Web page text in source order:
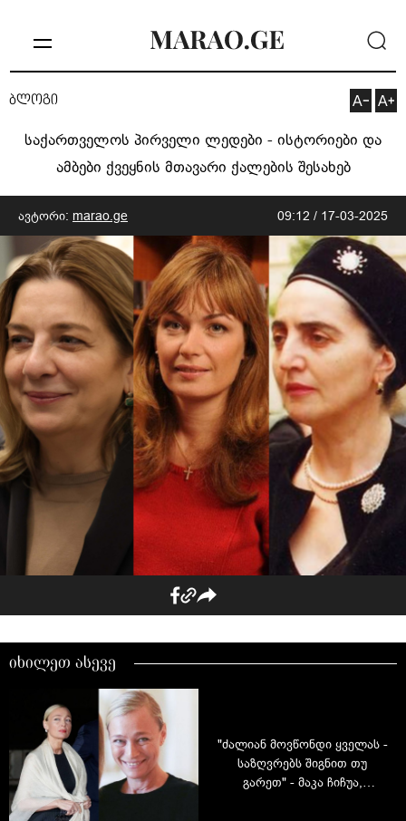
ბლოგი
საქართველოს პირველი ლედები - ისტორიები და
ამბები ქვეყნის მთავარი ქალების შესახებ
ავტორი: marao.ge 09:12 / 17-03-2025
იხილეთ ასევე
"ძალიან მოვწონდი ყველას -
საზღვრებს შიგნით თუ
გარეთ" - მაკა ჩიჩუა,